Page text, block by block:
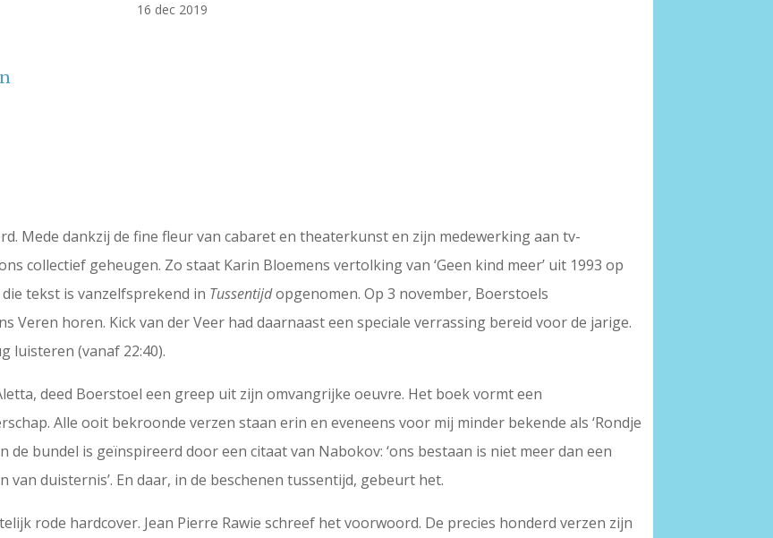
16 dec 2019
Mede dankzij de fine fleur van cabaret en theaterkunst en zijn medewerking aan tv-
collectief geheugen. Zo staat Karin Bloemens vertolking van ‘Geen kind meer’ uit 1993 op
tekst is vanzelfsprekend in Tussentijdopgenomen. Op 3 november, Boerstoels
Veren horen. Kick van der Veer had daarnaast een speciale verrassing bereid voor de jarige.
luisteren (vanaf 22:40).
deed Boerstoel een greep uit zijn omvangrijke oeuvre. Het boek vormt een
Alle ooit bekroonde verzen staan erin en eveneens voor mij minder bekende als ‘Rondje
de bundel is geïnspireerd door een citaat van Nabokov: ‘ons bestaan is niet meer dan een
duisternis’. En daar, in de beschenen tussentijd, gebeurt het.
rode hardcover. Jean Pierre Rawie schreef het voorwoord. De precies honderd verzen zijn